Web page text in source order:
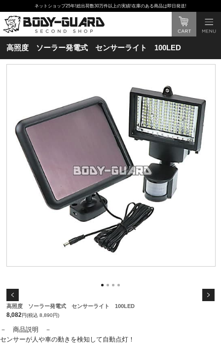
ネットショップ25年!総出荷数30万件以上の実績!在庫のある商品は即日発送!
高照度 ソーラー発電式 センサーライト 100LED
高照度 ソーラー発電式 センサーライト 100LED
8,082円(税込 8,890円)
－ 商品説明 －
センサーが人や車の動きを検知して自動点灯！